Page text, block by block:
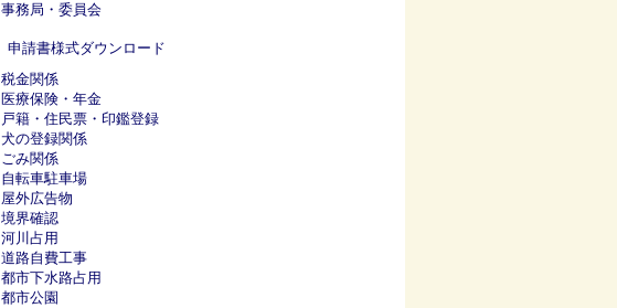
事務局・委員会
申請書様式ダウンロード
税金関係
医療保険・年金
戸籍・住民票・印鑑登録
犬の登録関係
ごみ関係
自転車駐車場
屋外広告物
境界確認
河川占用
道路自費工事
都市下水路占用
都市公園